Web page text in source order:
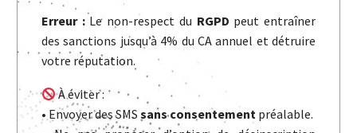
Erreur :Le non-respect du RGPD peut entraîner
des sanctions jusqu’à 4% du CA annuel et détruire
votre réputation.
À éviter :
• Envoyer des SMS sans consentement préalable.